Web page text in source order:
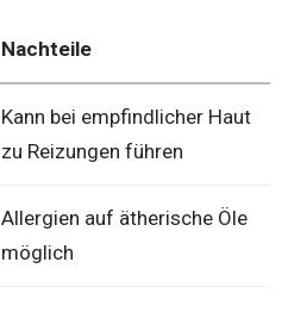
Nachteile
Kann bei empfindlicher Haut
zu Reizungen führen
Allergien auf ätherische Öle
möglich